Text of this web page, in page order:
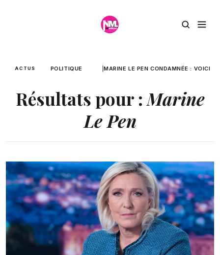
ACTUS POLITIQUE MARINE LE PEN CONDAMNÉE : VOICI
Résultats pour : Marine
Le Pen